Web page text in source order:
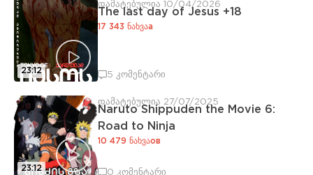
23:12
დამატებულია 10/04/2026
The last day of Jesus +18
17 343 ნახვაа
5 კომენტარი
23:12
დამატებულია 27/07/2025
Naruto Shippuden the Movie 6:
Road to Ninja
10 479 ნახვაов
0 კომენტარი